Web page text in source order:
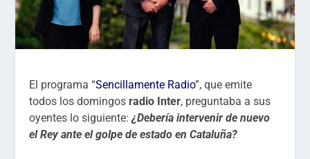
El programa “Sencillamente Radio”, que emite
todos los domingosradio Inter, preguntaba a sus
oyentes lo siguiente:¿Debería intervenir de nuevo
el Rey ante el golpe de estado en Cataluña?